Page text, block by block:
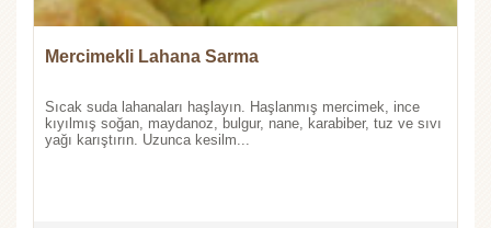
Mercimekli Lahana Sarma
Sıcak suda lahanaları haşlayın. Haşlanmış mercimek, ince
kıyılmış soğan, maydanoz, bulgur, nane, karabiber, tuz ve sıvı
yağı karıştırın. Uzunca kesilm...